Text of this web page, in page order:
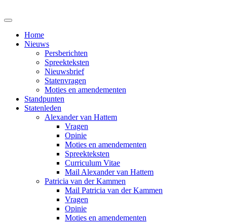
Home
Nieuws
Persberichten
Spreekteksten
Nieuwsbrief
Statenvragen
Moties en amendementen
Standpunten
Statenleden
Alexander van Hattem
Vragen
Opinie
Moties en amendementen
Spreekteksten
Curriculum Vitae
Mail Alexander van Hattem
Patricia van der Kammen
Mail Patricia van der Kammen
Vragen
Opinie
Moties en amendementen